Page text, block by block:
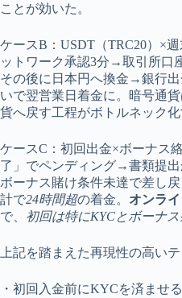
ことが効いた。
ケースB：USDT（TRC20）×
ットワーク承認3分→取引所口
その後に日本円へ換金→銀行出
いで翌営業日着金に。暗号通
貨へ戻す工程がボトルネック
ケースC：初回出金×ボーナス
了」でペンディング→書類提出
ボーナス賭け条件未達で差し
計で24時間超の着金。 オンラ
で、 初回は特にKYCとボーナ
上記を踏まえた再現性の高い
・初回入金前にKYCを済ませ